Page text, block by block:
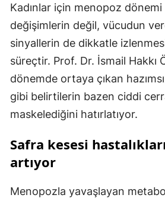
Kadınlar için menopoz
değişimlerin değil, vücudun
sinyallerin de dikkatle
süreçtir. Prof. Dr. İsmail Hakkı
dönemde ortaya çıkan
gibi belirtilerin bazen ciddi
maskelediğini hatırlatıyor.
Safra kesesi
artıyor
Menopozla yavaşlayan